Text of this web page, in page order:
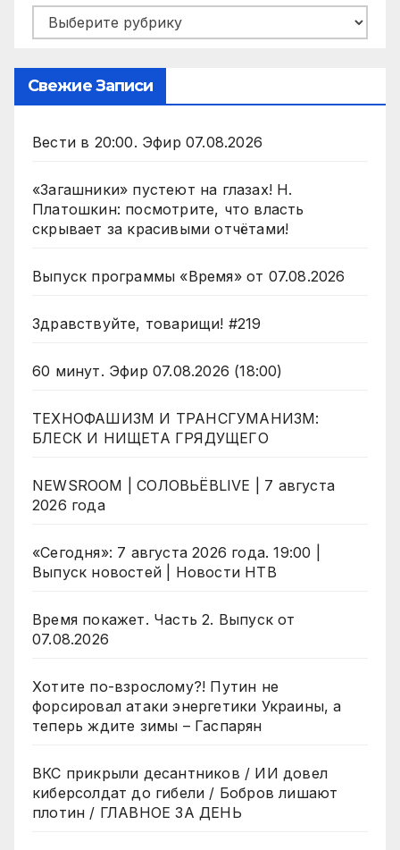
Рубрики
Свежие Записи
Вести в 20:00. Эфир 07.08.2026
«Загашники» пустеют на глазах! Н.
Платошкин: посмотрите, что власть
скрывает за красивыми отчётами!
Выпуск программы «Время» от 07.08.2026
Здравствуйте, товарищи! #219
60 минут. Эфир 07.08.2026 (18:00)
ТЕХНОФАШИЗМ И ТРАНСГУМАНИЗМ:
БЛЕСК И НИЩЕТА ГРЯДУЩЕГО
NEWSROOM | СОЛОВЬЁВLIVE | 7 августа
2026 года
«Сегодня»: 7 августа 2026 года. 19:00 |
Выпуск новостей | Новости НТВ
Время покажет. Часть 2. Выпуск от
07.08.2026
Хотите по-взрослому?! Путин не
форсировал атаки энергетики Украины, а
теперь ждите зимы – Гаспарян
ВКС прикрыли десантников / ИИ довел
киберсолдат до гибели / Бобров лишают
плотин / ГЛАВНОЕ ЗА ДЕНЬ